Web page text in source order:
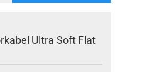
Ultra Soft Flat